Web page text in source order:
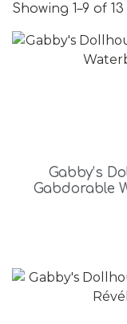
Showing 1–9 of
Gabby’s
Gabdorable